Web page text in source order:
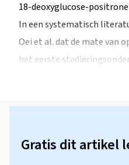
18-deoxyglucose-
In een systematisch
Oei et al. dat de mate van
het eerste
Gratis dit artikel